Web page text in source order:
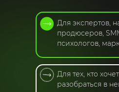
Для экспертов,
продюсеров,
психологов,
Для тех, кто хочет
разобраться в